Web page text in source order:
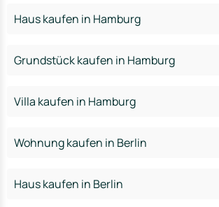
Haus kaufen in Hamburg
Grundstück kaufen in Hamburg
Villa kaufen in Hamburg
Wohnung kaufen in Berlin
Haus kaufen in Berlin